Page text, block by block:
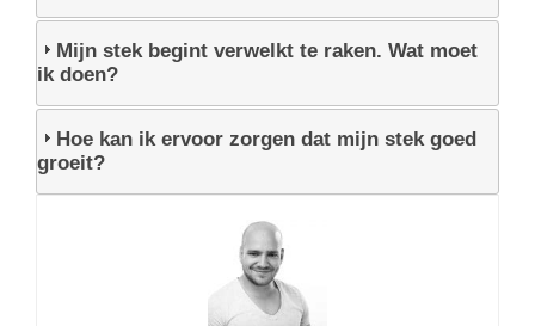
Mijn stek begint verwelkt te raken. Wat moet
ik doen?
Hoe kan ik ervoor zorgen dat mijn stek goed
groeit?